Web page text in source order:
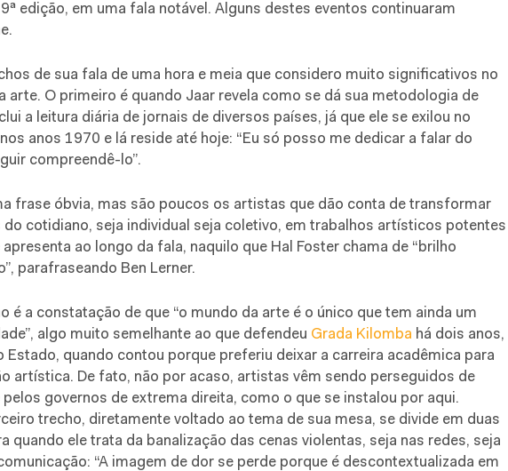
edição, em uma fala notável. Alguns destes eventos continuaram
de sua fala de uma hora e meia que considero muito significativos no
arte. O primeiro é quando Jaar revela como se dá sua metodologia de
a leitura diária de jornais de diversos países, já que ele se exilou no
anos 1970 e lá reside até hoje: “Eu só posso me dedicar a falar do
compreendê-lo”.
frase óbvia, mas são poucos os artistas que dão conta de transformar
do cotidiano, seja individual seja coletivo, em trabalhos artísticos potentes
ao longo da fala, naquilo que Hal Foster chama de “brilho
parafraseando Ben Lerner.
é a constatação de que “o mundo da arte é o único que tem ainda um
algo muito semelhante ao que defendeu Grada Kilomba há dois anos,
Estado, quando contou porque preferiu deixar a carreira acadêmica para
artística. De fato, não por acaso, artistas vêm sendo perseguidos de
governos de extrema direita, como o que se instalou por aqui.
trecho, diretamente voltado ao tema de sua mesa, se divide em duas
quando ele trata da banalização das cenas violentas, seja nas redes, seja
“A imagem de dor se perde porque é descontextualizada em